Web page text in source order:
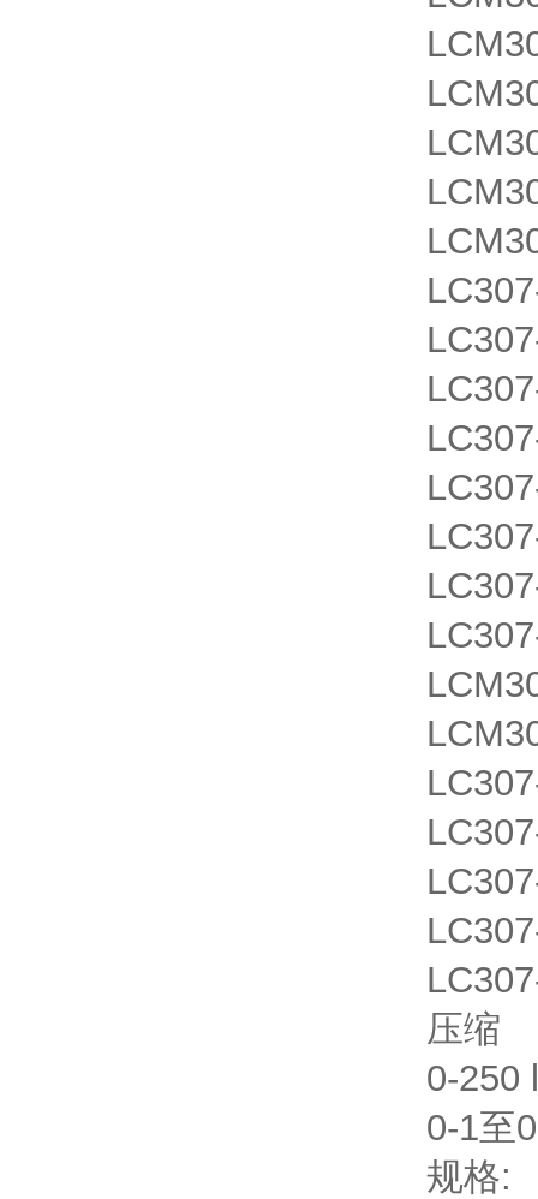
压缩
0-250
0-1至
规格: